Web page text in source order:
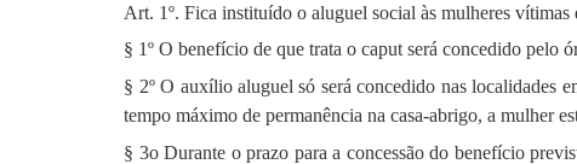
Art. 1º. Fica instituído o aluguel social às mulheres
§ 1º O benefício de que trata o caput será concedido pelo
§ 2º O auxílio aluguel só será concedido nas localidades
tempo máximo de permanência na casa-abrigo, a mulher
§ 3o Durante o prazo para a concessão do benefício